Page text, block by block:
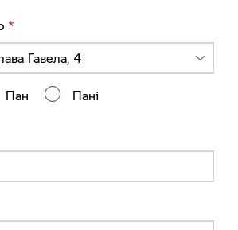
*
Гавела, 4
Пан Пані